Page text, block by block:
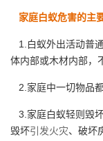
家庭白蚁危害的主
1.白蚁外出活动普
体内部或木材内部，
2.家庭中一切物品
3.家庭白蚁轻则毁
毁坏引发火灾、破坏